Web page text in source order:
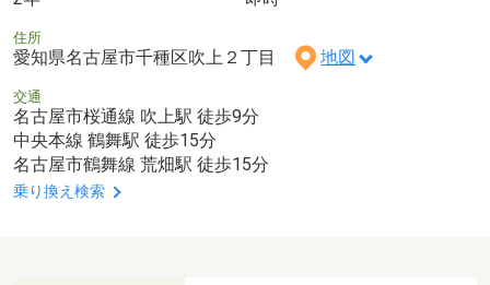
住所
愛知県名古屋市千種区吹上２丁目 地図
交通
名古屋市桜通線 吹上駅 徒歩9分
中央本線 鶴舞駅 徒歩15分
名古屋市鶴舞線 荒畑駅 徒歩15分
乗り換え検索